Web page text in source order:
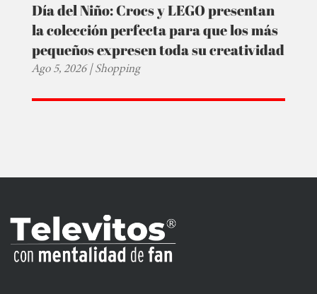
Día del Niño: Crocs y LEGO presentan
la colección perfecta para que los más
pequeños expresen toda su creatividad
Ago 5, 2026|Shopping